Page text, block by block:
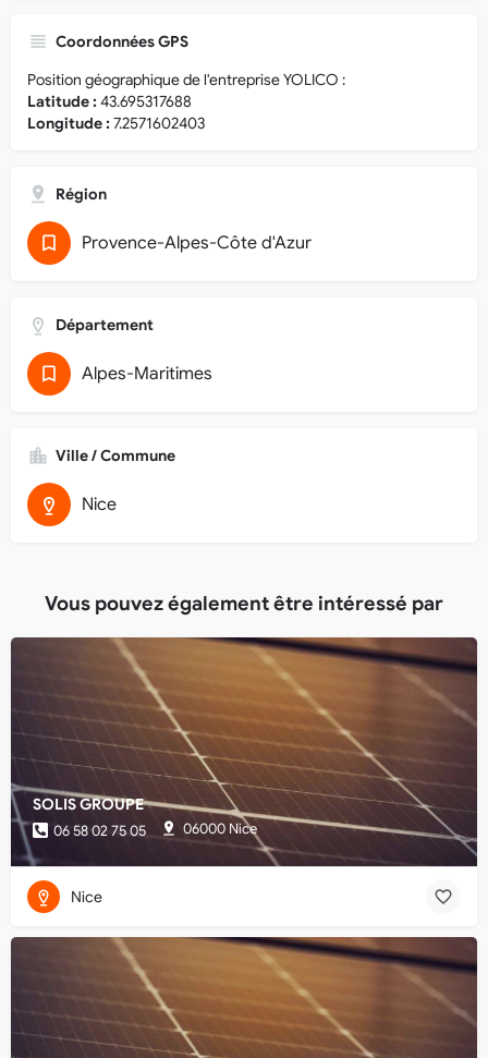
Coordonnées GPS
Position géographique de l'entreprise YOLICO :
Latitude :43.695317688
Longitude :7.2571602403
Région
Provence-Alpes-Côte d'Azur
Département
Alpes-Maritimes
Ville / Commune
Nice
Vous pouvez également être intéressé par
SOLIS GROUPE
06 58 02 75 05 06000 Nice
Nice